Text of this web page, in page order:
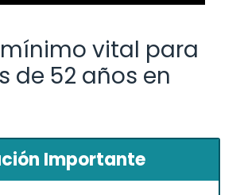
vital para
de 52 años en
Importante